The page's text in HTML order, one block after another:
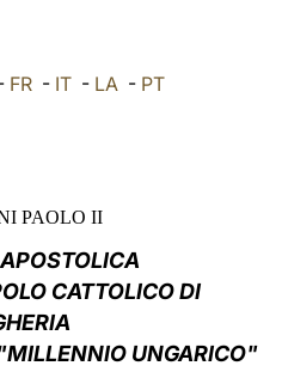
العربيّة FR- IT- LA- PT
PAOLO II
CATTOLICO DI
UNGARICO"